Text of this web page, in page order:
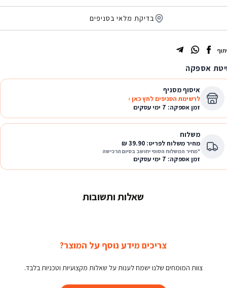
בדיקת מלאי בסניפים
אספקה
איסוף מסניף
לרשימת הסניפים לחץ כאן ›
זמן אספקה: 7 ימי עסקים
משלוח
מחיר משלוח לפריט: 39.90 ₪
*מחיר המשלוח הסופי יחושב בסיום הרכישה
זמן אספקה: 7 ימי עסקים
שאלות ותשובות
צריכים מידע נוסף על המוצר?
צוות המומחים שלנו ישמח לענות על שאלות מקצועיות וטכניות בלבד.